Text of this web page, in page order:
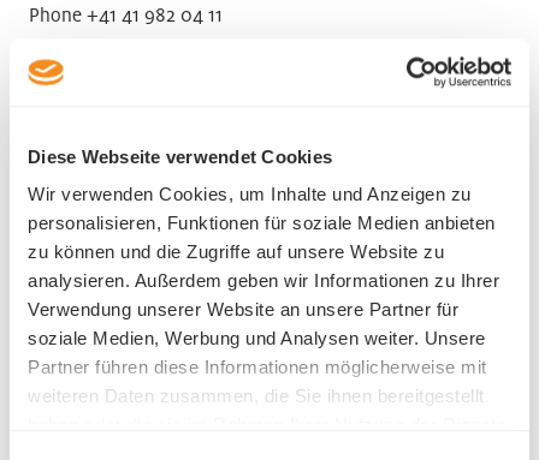
Diese Webseite verwendet Cookies
Wir verwenden Cookies, um Inhalte und Anzeigen zu
personalisieren, Funktionen für soziale Medien anbieten
zu können und die Zugriffe auf unsere Website zu
analysieren. Außerdem geben wir Informationen zu Ihrer
Verwendung unserer Website an unsere Partner für
soziale Medien, Werbung und Analysen weiter. Unsere
Partner führen diese Informationen möglicherweise mit
weiteren Daten zusammen, die Sie ihnen bereitgestellt
Phone +41 41 982 04 11
HR contact
Kai Gossens